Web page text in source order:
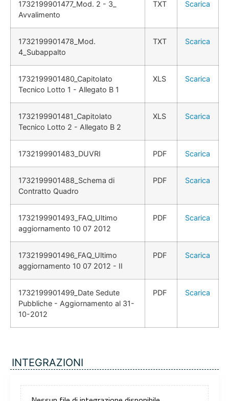
1732199901477_Mod. 2 - 3_
Avvalimento
TXT Scarica
1732199901478_Mod.
4_Subappalto
TXT Scarica
1732199901480_Capitolato
Tecnico Lotto 1 - Allegato B 1
XLS Scarica
1732199901481_Capitolato
Tecnico Lotto 2 - Allegato B 2
XLS Scarica
1732199901483_DUVRI PDF Scarica
1732199901488_Schema di
Contratto Quadro
PDF Scarica
1732199901493_FAQ_Ultimo
aggiornamento 10 07 2012
PDF Scarica
1732199901496_FAQ_Ultimo
aggiornamento 10 07 2012 - II
PDF Scarica
1732199901499_Date Sedute
Pubbliche - Aggiornamento al 31-
10-2012
PDF Scarica
INTEGRAZIONI